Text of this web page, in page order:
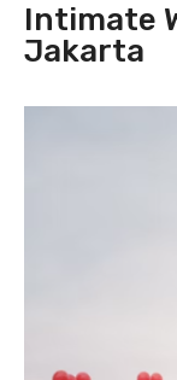
Intimate
Jakarta